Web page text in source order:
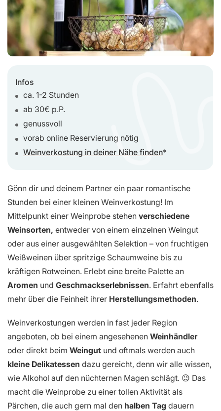
Infos
ca. 1-2 Stunden
ab 30€ p.P.
genussvoll
vorab online Reservierung nötig
Weinverkostung in deiner Nähe finden
Gönn dir und deinem Partner ein paar romantische
Stunden bei einer kleinen Weinverkostung! Im
Mittelpunkt einer Weinprobe stehen verschiedene
Weinsorten, entweder von einem einzelnen Weingut
oder aus einer ausgewählten Selektion – von fruchtigen
Weißweinen über spritzige Schaumweine bis zu
kräftigen Rotweinen. Erlebt eine breite Palette an
Aromen und Geschmackserlebnissen. Erfahrt ebenfalls
mehr über die Feinheit ihrer Herstellungsmethoden.
Weinverkostungen werden in fast jeder Region
angeboten, ob bei einem angesehenen Weinhändler
oder direkt beim Weingut und oftmals werden auch
kleine Delikatessen dazu gereicht, denn wir alle wissen,
wie Alkohol auf den nüchternen Magen schlägt. 😉 Das
macht die Weinprobe zu einer tollen Aktivität als
Pärchen, die auch gern mal den halben Tag dauern